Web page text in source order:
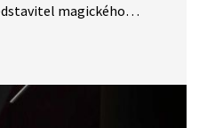
magického
ho nebude publikovat...